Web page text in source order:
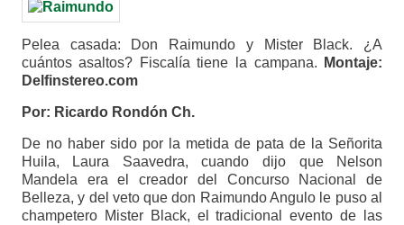
Pelea casada: Don Raimundo y Mister Black. ¿A
cuántos asaltos? Fiscalía tiene la campana.
Montaje:
Delfinstereo.com
Por: Ricardo Rondón Ch.
De no haber sido por la metida de pata de la Señorita
Huila, Laura Saavedra, cuando dijo que Nelson
Mandela era el creador del Concurso Nacional de
Belleza, y del veto que don Raimundo Angulo le puso al
champetero Mister Black, el tradicional evento de las